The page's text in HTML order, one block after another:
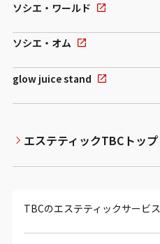
ソシエ・ワールド
ソシエ・オム
glow juice stand
エステティックTBCトップ
TBCのエステティックサービス